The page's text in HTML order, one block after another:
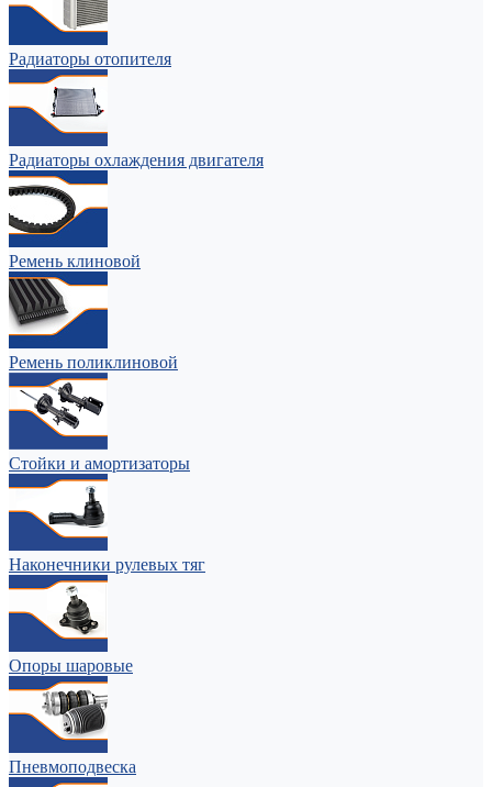
Радиаторы отопителя
Радиаторы охлаждения двигателя
Ремень клиновой
Ремень поликлиновой
Стойки и амортизаторы
Наконечники рулевых тяг
Опоры шаровые
Пневмоподвеска